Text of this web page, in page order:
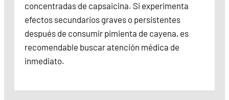
concentradas de capsaicina. Si experimenta
efectos secundarios graves o persistentes
después de consumir pimienta de cayena, es
recomendable buscar atención médica de
inmediato.